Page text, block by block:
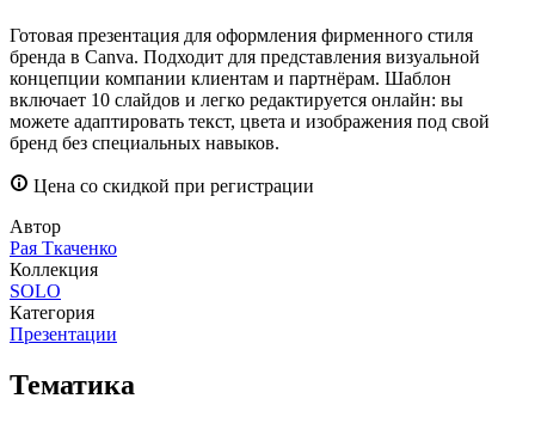
Готовая презентация для оформления фирменного стиля
бренда в Canva. Подходит для представления визуальной
концепции компании клиентам и партнёрам. Шаблон
включает 10 слайдов и легко редактируется онлайн: вы
можете адаптировать текст, цвета и изображения под свой
бренд без специальных навыков.
Цена со скидкой при регистрации
Автор
Рая Ткаченко
Коллекция
SOLO
Категория
Презентации
Тематика